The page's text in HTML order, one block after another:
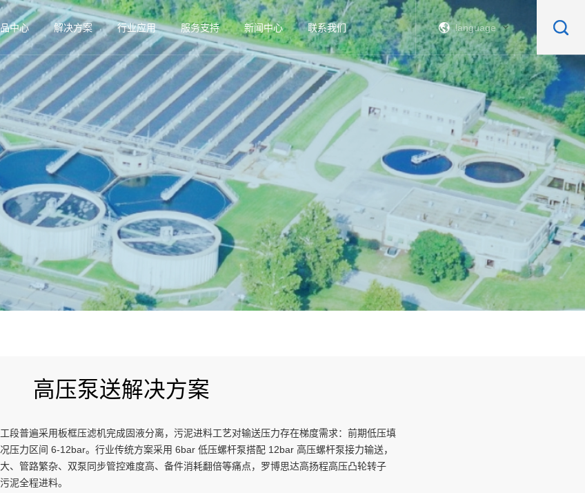
中心 解决方案 行业应用 服务支持 新闻中心 联系我们 language
高压泵送解决方案
段普遍采用板框压滤机完成固液分离，污泥进料工艺对输送压力存在梯度需求：前期低压填
压力区间 6-12bar。行业传统方案采用 6bar 低压螺杆泵搭配 12bar 高压螺杆泵接力输送，
、管路繁杂、双泵同步管控难度高、备件消耗翻倍等痛点，罗博思达高扬程高压凸轮转子
泥全程进料。